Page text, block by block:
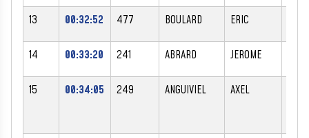
13 00:32:52 477 BOULARD ERIC
14 00:33:20 241 ABRARD JEROME
15 00:34:05 249 ANGUIVIEL AXEL